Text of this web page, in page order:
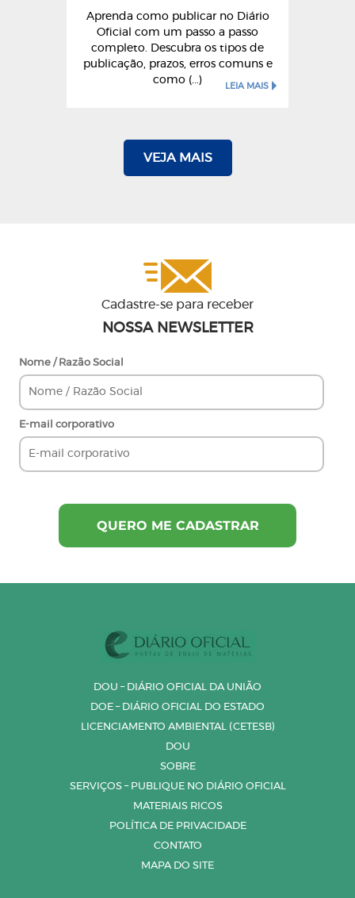
Aprenda como publicar no Diário
Oficial com um passo a passo
completo. Descubra os tipos de
publicação, prazos, erros comuns e
como (...)
LEIA MAIS
VEJA MAIS
Cadastre-se para receber
NOSSA NEWSLETTER
Nome / Razão Social
E-mail corporativo
DOU – DIÁRIO OFICIAL DA UNIÃO
DOE – DIÁRIO OFICIAL DO ESTADO
LICENCIAMENTO AMBIENTAL (CETESB)
DOU
SOBRE
SERVIÇOS – PUBLIQUE NO DIÁRIO OFICIAL
MATERIAIS RICOS
POLÍTICA DE PRIVACIDADE
CONTATO
MAPA DO SITE